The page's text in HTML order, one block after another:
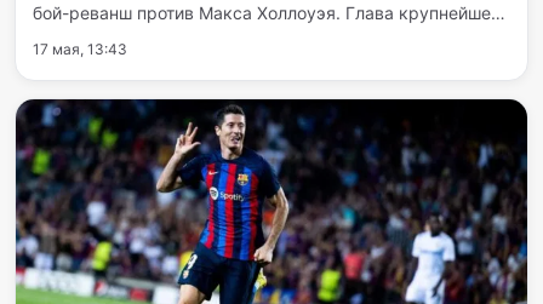
бой-реванш против Макса Холлоуэя. Глава крупнейшего
анонсировал триумфальное возвращение в UFC экс-
17 мая, 13:43